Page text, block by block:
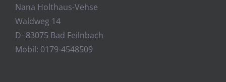
Nana Holthaus-Vehse
Waldweg 14
D- 83075 Bad Feilnbach
Mobil: 0179-4548509